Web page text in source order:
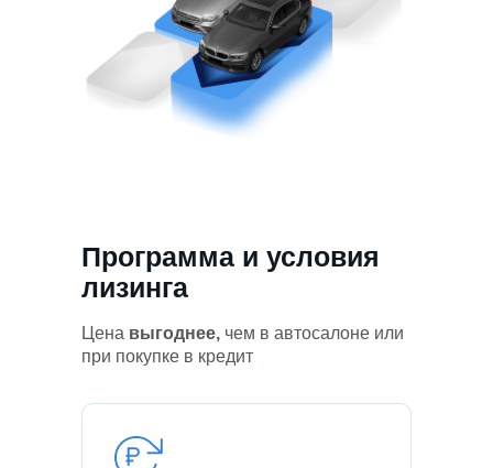
Программа и условия
лизинга
Цена выгоднее, чем в автосалоне или
при покупке в кредит